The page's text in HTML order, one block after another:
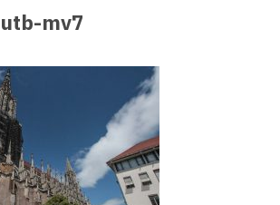
mv7